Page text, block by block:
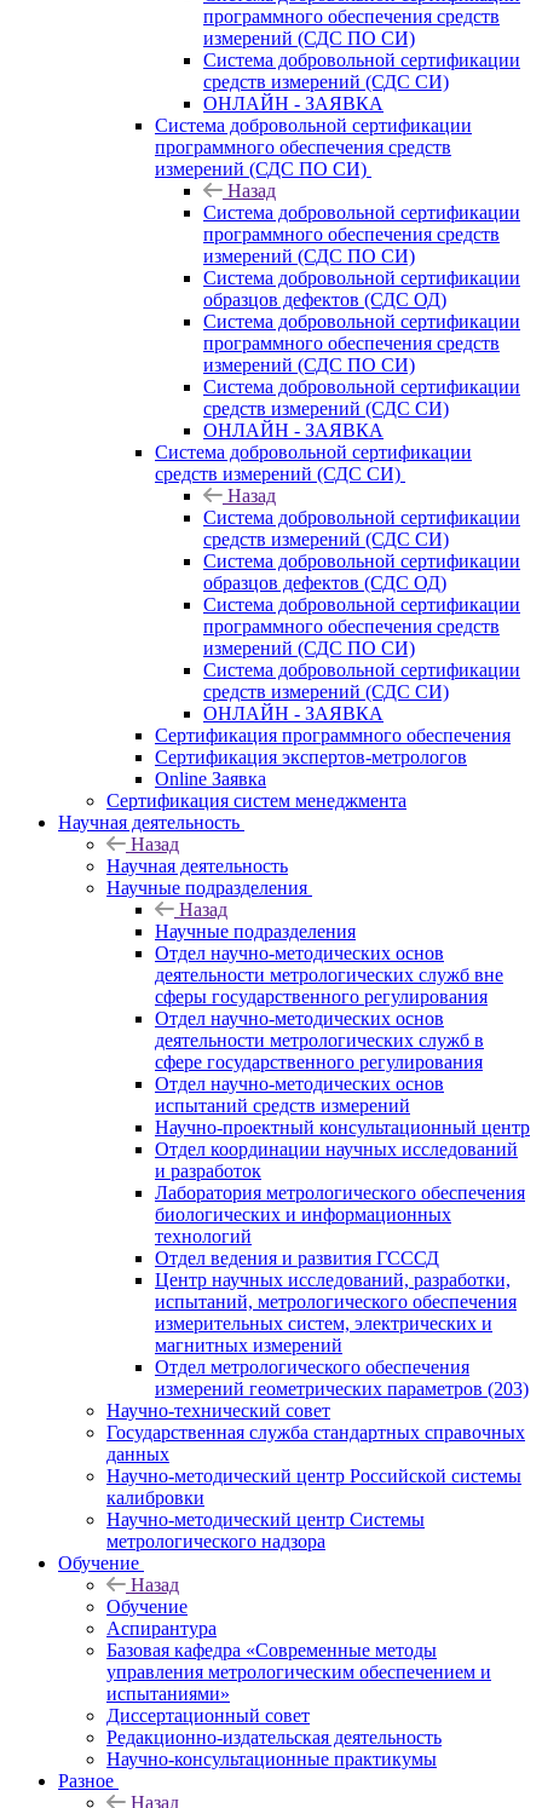
программного обеспечения средств
измерений (СДС ПО СИ)
Система добровольной сертификации
средств измерений (СДС СИ)
ОНЛАЙН - ЗАЯВКА
Система добровольной сертификации
программного обеспечения средств
измерений (СДС ПО СИ)
Назад
Система добровольной сертификации
программного обеспечения средств
измерений (СДС ПО СИ)
Система добровольной сертификации
образцов дефектов (СДС ОД)
Система добровольной сертификации
программного обеспечения средств
измерений (СДС ПО СИ)
Система добровольной сертификации
средств измерений (СДС СИ)
ОНЛАЙН - ЗАЯВКА
Система добровольной сертификации
средств измерений (СДС СИ)
Назад
Система добровольной сертификации
средств измерений (СДС СИ)
Система добровольной сертификации
образцов дефектов (СДС ОД)
Система добровольной сертификации
программного обеспечения средств
измерений (СДС ПО СИ)
Система добровольной сертификации
средств измерений (СДС СИ)
ОНЛАЙН - ЗАЯВКА
Сертификация программного обеспечения
Сертификация экспертов-метрологов
Online Заявка
Сертификация систем менеджмента
Научная деятельность
Назад
Научная деятельность
Научные подразделения
Назад
Научные подразделения
Отдел научно-методических основ
деятельности метрологических служб вне
сферы государственного регулирования
Отдел научно-методических основ
деятельности метрологических служб в
сфере государственного регулирования
Отдел научно-методических основ
испытаний средств измерений
Научно-проектный консультационный центр
Отдел координации научных исследований
и разработок
Лаборатория метрологического обеспечения
биологических и информационных
технологий
Отдел ведения и развития ГСССД
Центр научных исследований, разработки,
испытаний, метрологического обеспечения
измерительных систем, электрических и
магнитных измерений
Отдел метрологического обеспечения
измерений геометрических параметров (203)
Научно-технический совет
Государственная служба стандартных справочных
данных
Научно-методический центр Российской системы
калибровки
Научно-методический центр Системы
метрологического надзора
Обучение
Назад
Обучение
Аспирантура
Базовая кафедра «Современные методы
управления метрологическим обеспечением и
испытаниями»
Диссертационный совет
Редакционно-издательская деятельность
Научно-консультационные практикумы
Разное
Назад